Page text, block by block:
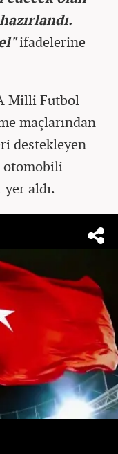
ifadelerine
Milli Futbol
maçlarından
destekleyen
otomobili
aldı.